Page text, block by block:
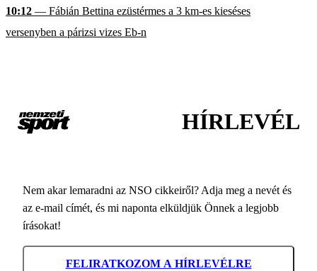
10:12 — Fábián Bettina ezüstérmes a 3 km-es kieséses
versenyben a párizsi vizes Eb-n
HÍRLEVÉL
Nem akar lemaradni az NSO cikkeiről? Adja meg a nevét és
az e-mail címét, és mi naponta elküldjük Önnek a legjobb
írásokat!
FELIRATKOZOM A HÍRLEVÉLRE